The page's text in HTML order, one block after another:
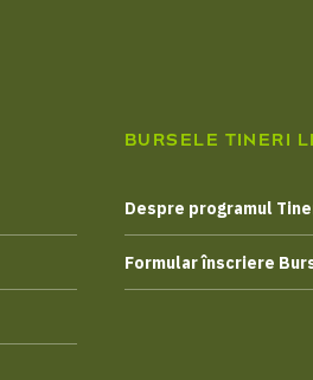
BURSELE TINERI
Despre programul
Formular înscriere